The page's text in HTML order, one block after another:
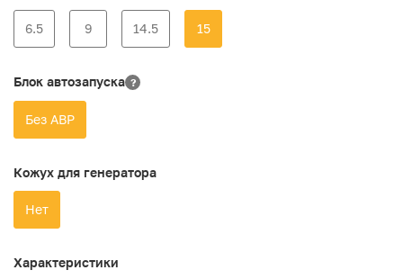
6.5 9 14.5 15
Блок автозапуска ?
Без АВР
Кожух для генератора
Нет
Характеристики